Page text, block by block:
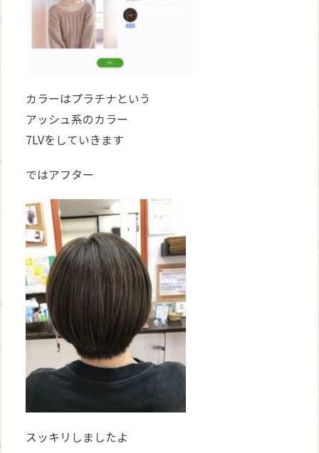
カラーはプラチナという
アッシュ系のカラー
7LVをしていきます
ではアフター
スッキリしましたよ